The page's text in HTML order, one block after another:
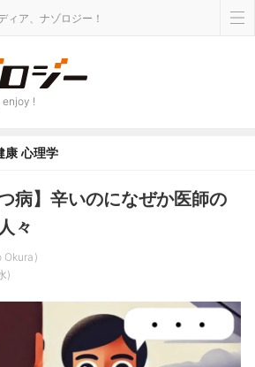
ィア、ナゾロジー！
!
康 心理学
病】辛いのになぜか医師の
々
Okura
)